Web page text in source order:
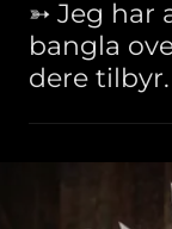
➳ Jeg har
bangla
dere tilbyr.